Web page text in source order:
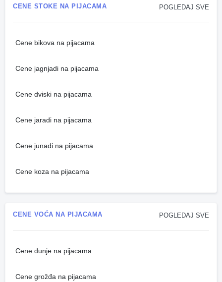
POGLEDAJ SVE
CENE STOKE NA PIJACAMA
Cene bikova na pijacama
Cene jagnjadi na pijacama
Cene dviski na pijacama
Cene jaradi na pijacama
Cene junadi na pijacama
Cene koza na pijacama
POGLEDAJ SVE
CENE VOĆA NA PIJACAMA
Cene dunje na pijacama
Cene grožđa na pijacama